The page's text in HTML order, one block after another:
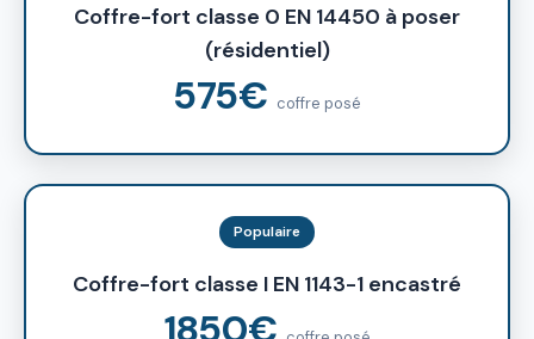
Coffre-fort classe 0 EN 14450 à poser
(résidentiel)
575€ coffre posé
Populaire
Coffre-fort classe I EN 1143-1 encastré